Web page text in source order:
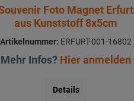
Foto Magnet Erfurt
aus Kunststoff 8x5cm
Artikelnummer: ERFURT-001-16802
Mehr Infos? Hier anmelden
Details